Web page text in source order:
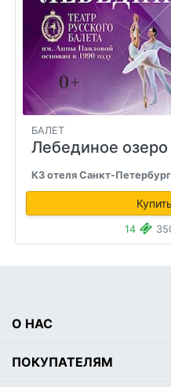
БАЛЕТ
Лебединое озеро
КЗ отеля Санкт-Петербург
14
О НАС
ПОКУПАТЕЛЯМ